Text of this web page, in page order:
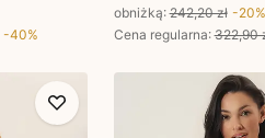
-40%
obniżką: 242,20 zł -20%
Cena regularna:322,90